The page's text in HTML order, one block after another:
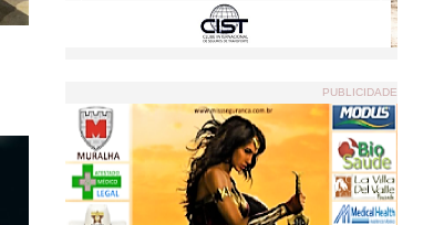
PUBLICIDADE